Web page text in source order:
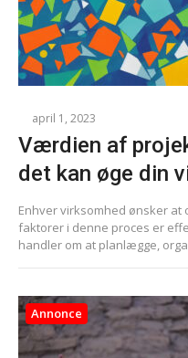
april 1, 2023
Værdien af
det kan øge din
Enhver virksomhed ønsker at
faktorer i denne proces er
handler om at planlægge,
Annonce